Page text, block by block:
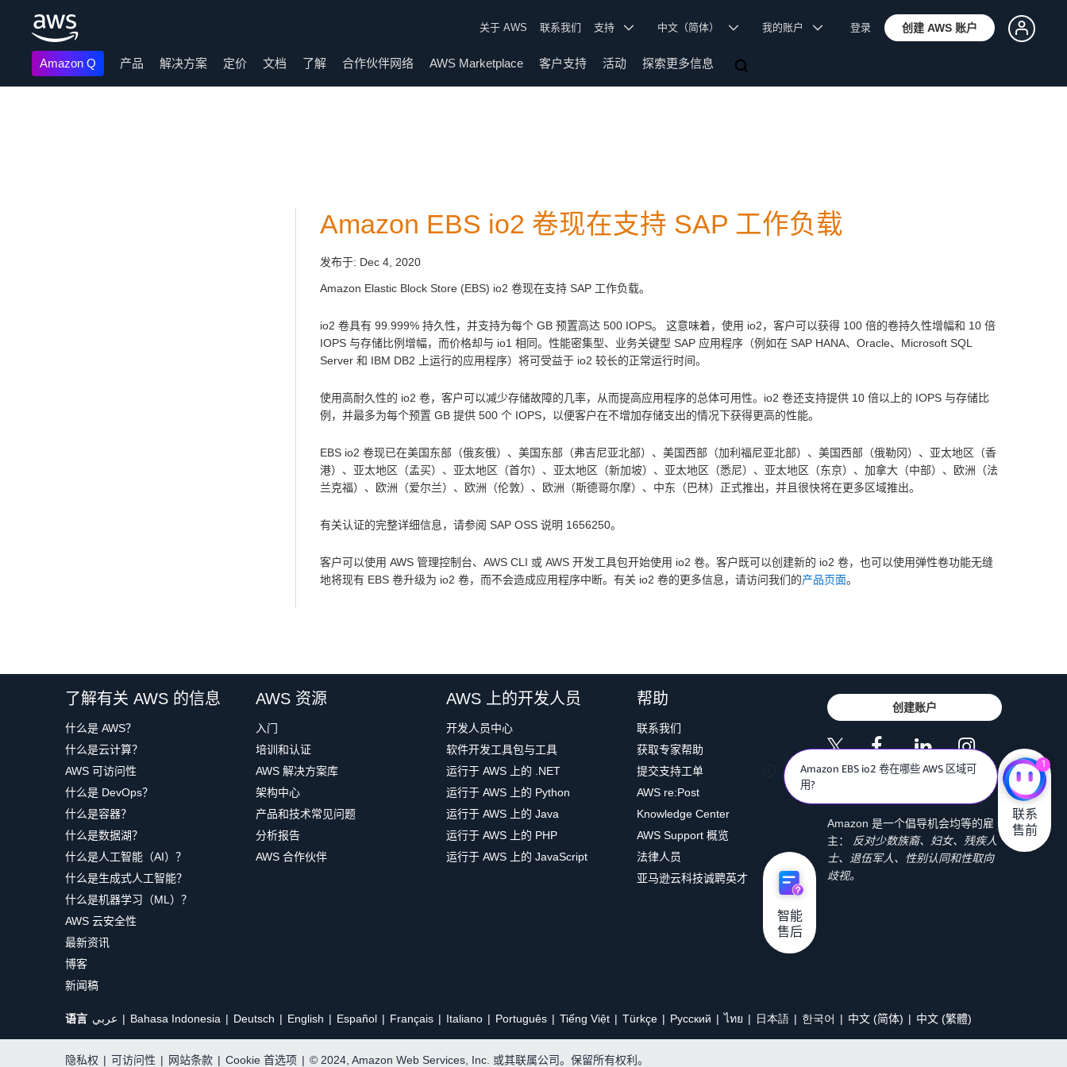
关于 AWS 联系我们 支持 中文（简体） 我的账户 登录 创建 AWS 账户
Amazon Q 产品 解决方案 定价 文档 了解 合作伙伴网络 AWS Marketplace 客户支持 活动 探索更多信息
Amazon EBS io2 卷现在支持 SAP 工作负载
发布于: Dec 4, 2020
Amazon Elastic Block Store (EBS) io2 卷现在支持 SAP 工作负载。
io2 卷具有 99.999% 持久性，并支持为每个 GB 预置高达 500 IOPS。 这意味着，使用 io2，客户可以获得 100 倍的卷持久性增幅和 10 倍
IOPS 与存储比例增幅，而价格却与 io1 相同。性能密集型、业务关键型 SAP 应用程序（例如在 SAP HANA、Oracle、Microsoft SQL
Server 和 IBM DB2 上运行的应用程序）将可受益于 io2 较长的正常运行时间。
使用高耐久性的 io2 卷，客户可以减少存储故障的几率，从而提高应用程序的总体可用性。io2 卷还支持提供 10 倍以上的 IOPS 与存储比
例，并最多为每个预置 GB 提供 500 个 IOPS，以便客户在不增加存储支出的情况下获得更高的性能。
EBS io2 卷现已在美国东部（俄亥俄）、美国东部（弗吉尼亚北部）、美国西部（加利福尼亚北部）、美国西部（俄勒冈）、亚太地区（香
港）、亚太地区（孟买）、亚太地区（首尔）、亚太地区（新加坡）、亚太地区（悉尼）、亚太地区（东京）、加拿大（中部）、欧洲（法
兰克福）、欧洲（爱尔兰）、欧洲（伦敦）、欧洲（斯德哥尔摩）、中东（巴林）正式推出，并且很快将在更多区域推出。
有关认证的完整详细信息，请参阅 SAP OSS 说明 1656250。
客户可以使用 AWS 管理控制台、AWS CLI 或 AWS 开发工具包开始使用 io2 卷。客户既可以创建新的 io2 卷，也可以使用弹性卷功能无缝
地将现有 EBS 卷升级为 io2 卷，而不会造成应用程序中断。有关 io2 卷的更多信息，请访问我们的产品页面。
了解有关 AWS 的信息
什么是 AWS？
什么是云计算？
AWS 可访问性
什么是 DevOps？
什么是容器？
什么是数据湖？
什么是人工智能（AI）？
什么是生成式人工智能？
什么是机器学习（ML）？
AWS 云安全性
最新资讯
博客
新闻稿
AWS 资源
入门
培训和认证
AWS 解决方案库
架构中心
产品和技术常见问题
分析报告
AWS 合作伙伴
AWS 上的开发人员
开发人员中心
软件开发工具包与工具
运行于 AWS 上的 .NET
运行于 AWS 上的 Python
运行于 AWS 上的 Java
运行于 AWS 上的 PHP
运行于 AWS 上的 JavaScript
帮助
联系我们
获取专家帮助
提交支持工单
AWS re:Post
Knowledge Center
AWS Support 概览
法律人员
亚马逊云科技诚聘英才
创建账户
Amazon 是一个倡导机会均等的雇
主：
反对少数族裔、妇女、残疾人
士、退伍军人、性别认同和性取向
歧视。
语言 عربي Bahasa Indonesia Deutsch English Español Français Italiano Português Tiếng Việt Türkçe Ρусский ไทย 日本語 한국어 中文 (简体) 中文 (繁體)
隐私权 | 可访问性 | 网站条款 | Cookie 首选项 | © 2024, Amazon Web Services, Inc. 或其联属公司。保留所有权利。
Amazon EBS io2 卷在哪些 AWS 区域可
用?
1
联系
售前
智能
售后